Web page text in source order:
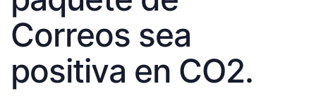
Correos sea
positiva en CO2.